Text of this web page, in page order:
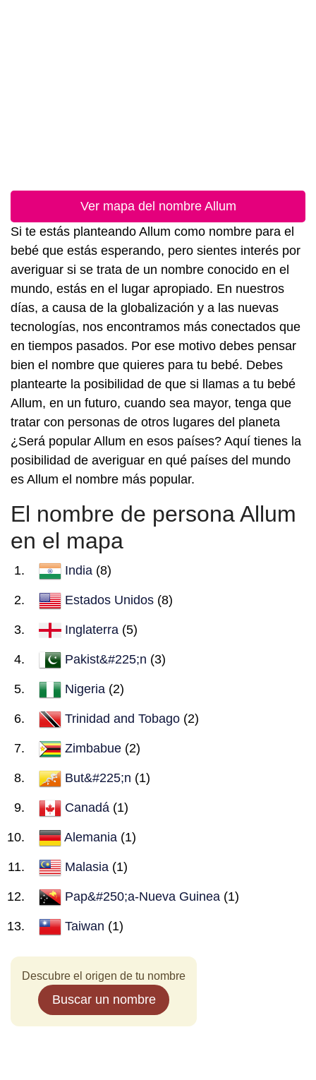
Ver mapa del nombre Allum
Si te estás planteando Allum como nombre para el
bebé que estás esperando, pero sientes interés por
averiguar si se trata de un nombre conocido en el
mundo, estás en el lugar apropiado. En nuestros
días, a causa de la globalización y a las nuevas
tecnologías, nos encontramos más conectados que
en tiempos pasados. Por ese motivo debes pensar
bien el nombre que quieres para tu bebé. Debes
plantearte la posibilidad de que si llamas a tu bebé
Allum, en un futuro, cuando sea mayor, tenga que
tratar con personas de otros lugares del planeta
¿Será popular Allum en esos países? Aquí tienes la
posibilidad de averiguar en qué países del mundo
es Allum el nombre más popular.
El nombre de persona Allum
en el mapa
India (8)
Estados Unidos (8)
Inglaterra (5)
Pakist&#225;n (3)
Nigeria (2)
Trinidad and Tobago (2)
Zimbabue (2)
But&#225;n (1)
Canadá (1)
Alemania (1)
Malasia (1)
Pap&#250;a-Nueva Guinea (1)
Taiwan (1)
Descubre el origen de tu nombre
Buscar un nombre